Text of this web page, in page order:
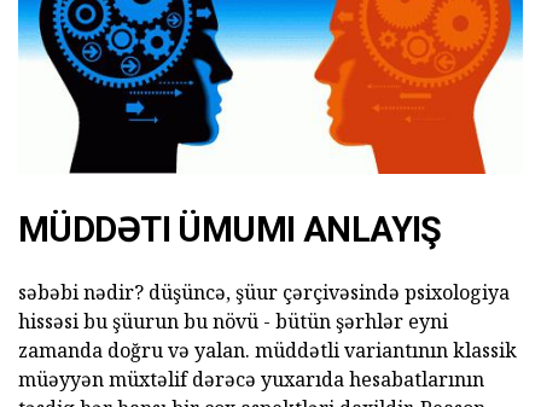
MÜDDƏTI ÜMUMI ANLAYIŞ
səbəbi nədir? düşüncə, şüur çərçivəsində psixologiya
hissəsi bu şüurun bu növü - bütün şərhlər eyni
zamanda doğru və yalan. müddətli variantının klassik
müəyyən müxtəlif dərəcə yuxarıda hesabatlarının